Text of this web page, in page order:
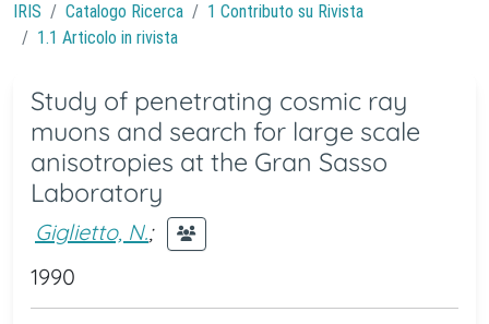
IRIS Catalogo Ricerca
1 Contributo su Rivista
1.1 Articolo in rivista
Study of penetrating cosmic ray
muons and search for large scale
anisotropies at the Gran Sasso
Laboratory
Giglietto, N.;
1990